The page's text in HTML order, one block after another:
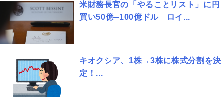
米財務長官の「やることリスト」に円
買い50億─100億ドル ロイ...
キオクシア、1株→3株に株式分割を決
定！...